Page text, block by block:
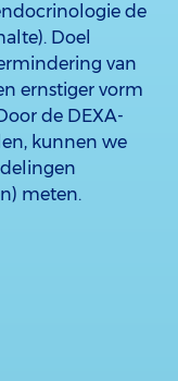
de
Doel
van
ernstiger vorm
de DEXA-
kunnen we
meten.